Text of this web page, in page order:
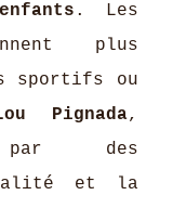
. Les
plus
sportifs ou
Pignada,
par des
et la